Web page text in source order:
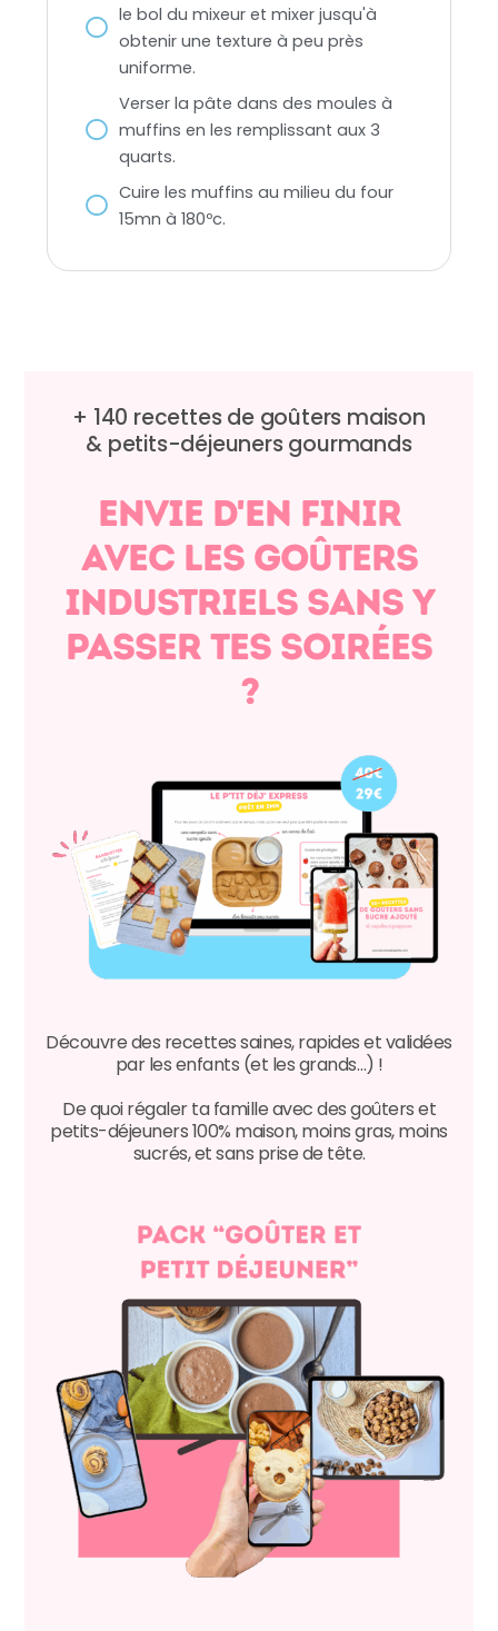
le bol du mixeur et mixer jusqu'à
obtenir une texture à peu près
uniforme.
Verser la pâte dans des moules à
muffins en les remplissant aux 3
quarts.
Cuire les muffins au milieu du four
15mn à 180ºc.
+ 140 recettes de goûters maison
& petits-déjeuners gourmands
envie d'en finir
avec les goûters
industriels sans y
passer tes soirées
?
Découvre des recettes saines, rapides et validées
par les enfants (et les grands…) !
De quoi régaler ta famille avec des goûters et
petits-déjeuners 100% maison, moins gras, moins
sucrés, et sans prise de tête.